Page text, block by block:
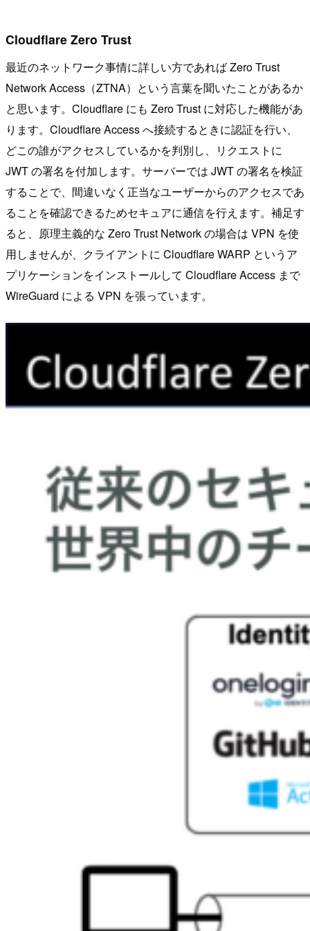
Cloudflare Zero Trust
最近のネットワーク事情に詳しい方であれば Zero Trust
Network Access（ZTNA）という言葉を聞いたことがあるか
と思います。Cloudflare にも Zero Trust に対応した機能があ
ります。Cloudflare Access へ接続するときに認証を行い、
どこの誰がアクセスしているかを判別し、リクエストに
JWT の署名を付加します。サーバーでは JWT の署名を検証
することで、間違いなく正当なユーザーからのアクセスであ
ることを確認できるためセキュアに通信を行えます。補足す
ると、原理主義的な Zero Trust Network の場合は VPN を使
用しませんが、クライアントに Cloudflare WARP というア
プリケーションをインストールして Cloudflare Access まで
WireGuard による VPN を張っています。